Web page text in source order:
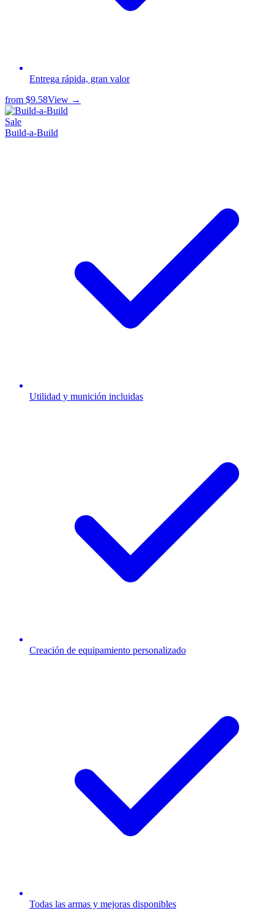
Entrega rápida, gran valor
from $9.58View →
Sale
Build-a-Build
Utilidad y munición incluidas
Creación de equipamiento personalizado
Todas las armas y mejoras disponibles